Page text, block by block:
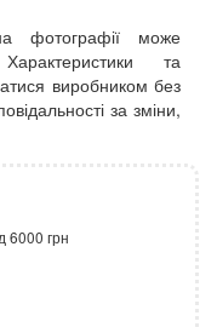
фотографії може
та
виробником без
за зміни,
6000 грн